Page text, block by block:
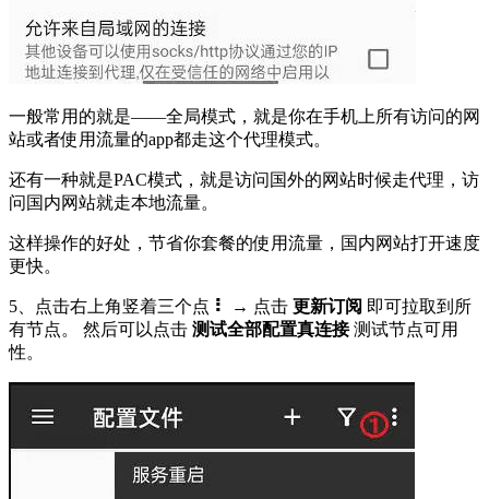
一般常用的就是——全局模式，就是你在手机上所有访问的网
站或者使用流量的app都走这个代理模式。
还有一种就是PAC模式，就是访问国外的网站时候走代理，访
问国内网站就走本地流量。
这样操作的好处，节省你套餐的使用流量，国内网站打开速度
更快。
5、点击右上角竖着三个点 ⠇ → 点击 更新订阅 即可拉取到所
有节点。 然后可以点击 测试全部配置真连接测试节点可用
性。